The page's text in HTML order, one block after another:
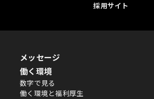
採用サイト
メッセージ
働く環境
数字で見る
働く環境と福利厚生